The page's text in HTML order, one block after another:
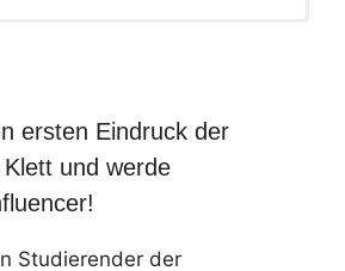
ersten Eindruck der
und werde
Studierender der